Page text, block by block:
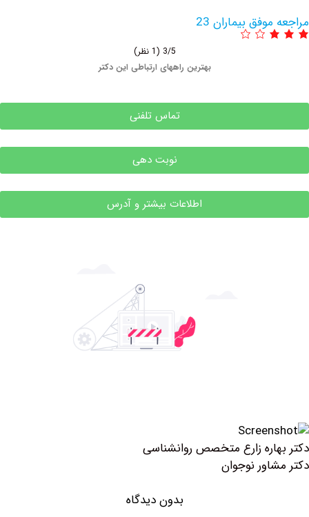
بیماران 23
بهترین راههای ارتباطی این دکتر
تماس تلفنی
نوبت دهی
اطلاعات بیشتر و آدرس
زارع متخصص روانشناسی
نوجوان
بدون دیدگاه